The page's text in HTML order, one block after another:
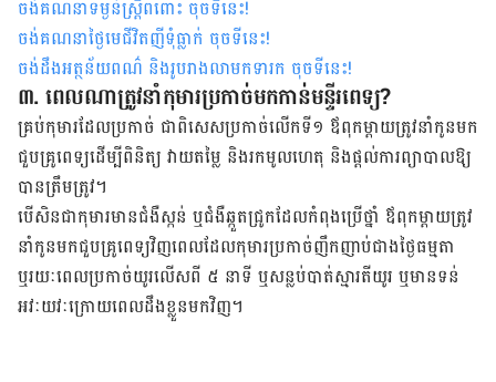
ចង់គណនាទម្ងន់ស្រ្តីពពោះ ចុចទីនេះ!
ចង់គណនាថ្ងៃមេជីវិតញីទុំធ្លាក់ ចុចទីនេះ!
ចង់ដឹងអត្ថន័យពណ៌ និងរូបរាងលាមកទារក ចុចទីនេះ!
៣. ពេលណាត្រូវនាំកុមារប្រកាច់មកកាន់មន្ទីរពេទ្យ?
គ្រប់កុមារដែលប្រកាច់ ជាពិសេសប្រកាច់លើកទី១ ឪពុកម្តាយត្រូវនាំកូន​មក​
ជួប​គ្រូពេទ្យ​ដើម្បី​ពិនិត្យ វាយតម្លៃ និងរកមូលហេតុ និងផ្តល់ការព្យាបាលឱ្យ
បានត្រឹមត្រូវ។
បើសិនជាកុមារមានជំងឺស្កន់ ឬជំងឺឆ្កួតជ្រូក​ដែលកំពុងប្រើថ្នាំ​ ឪពុកម្តាយ​ត្រូវ
នាំកូន​មកជួប​គ្រូពេទ្យ​​វិញពេលដែលកុមារប្រកាច់ញឹកញាប់ជាង​ថ្ងៃធម្មតា
ឬរយៈពេលប្រកាច់យូរលើសពី ៥ នាទី ឬសន្លប់បាត់ស្មារតី​យូរ ឬមានទន់
អវៈយវៈក្រោយពេលដឹងខ្លួនមកវិញ។